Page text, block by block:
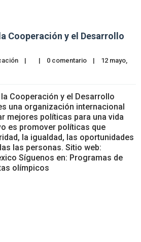
Cooperación y el Desarrollo
| | 0 comentario |
12 mayo,
Cooperación y el Desarrollo
una organización internacional
mejores políticas para una vida
es promover políticas que
la igualdad, las oportunidades
las personas. Sitio web:
Síguenos en: Programas de
olímpicos